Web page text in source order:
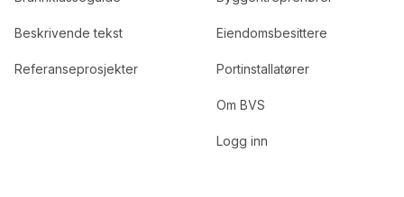
Beskrivende tekst
Referanseprosjekter
Eiendomsbesittere
Portinstallatører
Om BVS
Logg inn